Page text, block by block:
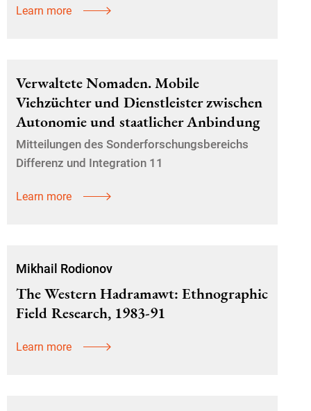
Learn more
Verwaltete Nomaden. Mobile
Viehzüchter und Dienstleister zwischen
Autonomie und staatlicher Anbindung
Mitteilungen des Sonderforschungsbereichs
Differenz und Integration 11
Learn more
Mikhail Rodionov
The Western Hadramawt: Ethnographic
Field Research, 1983-91
Learn more